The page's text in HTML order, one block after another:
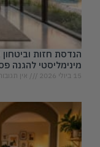
הנדסת חזות
מינימליסטי להגנה
15 ביולי 2026 אין